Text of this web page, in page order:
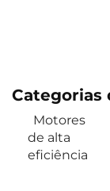
Categorias
Motores
de alta
eficiência